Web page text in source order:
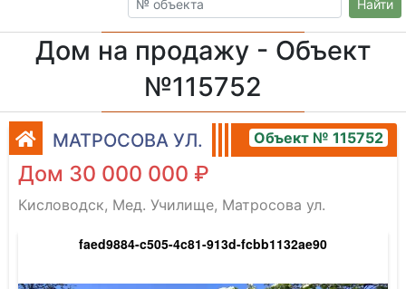
Найти
Дом на продажу - Объект
№115752
МАТРОСОВА УЛ. Объект № 115752
Дом 30 000 000 ₽
Кисловодск, Мед. Училище, Матросова ул.
faed9884-c505-4c81-913d-fcbb1132ae90